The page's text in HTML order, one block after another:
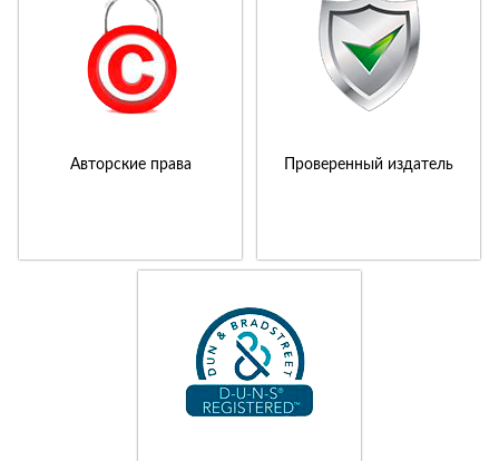
Авторские права Проверенный издатель